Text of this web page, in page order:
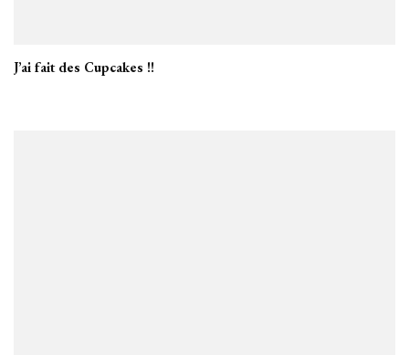
J’ai fait des Cupcakes !!